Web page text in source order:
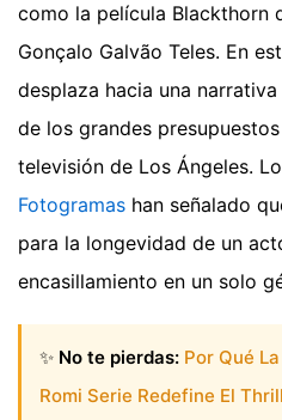
como la película Blackthorn
Gonçalo Galvão Teles. En
desplaza hacia una
de los grandes
televisión de Los Ángeles.
Fotogramas han señalado
para la longevidad de un
encasillamiento en un solo
✨ No te pierdas: Por Qué
Romi Serie Redefine El